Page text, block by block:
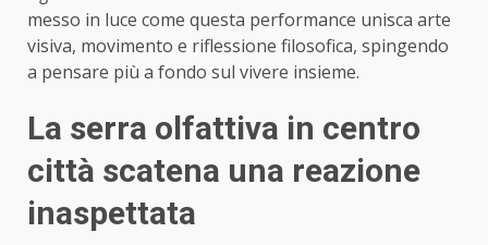
messo in luce come questa performance unisca arte
visiva, movimento e riflessione filosofica, spingendo
a pensare più a fondo sul vivere insieme.
La serra olfattiva in centro
città scatena una reazione
inaspettata